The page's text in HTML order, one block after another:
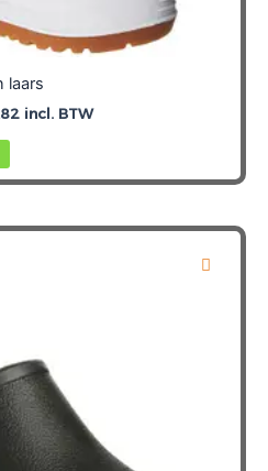
laars
incl. BTW
Dit
product
meerdere
gekozen
worden
op
de
productpagina